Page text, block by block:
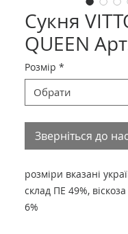
Сукня
QUEEN
Розмір *
Зверніться до
розміри вказані
склад ПЕ 49%,
6%